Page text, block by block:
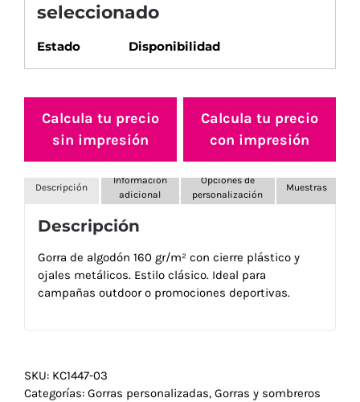
seleccionado
Estado Disponibilidad
Calcula tu precio
sin impresión
Calcula tu precio
con impresión
Descripción
Información
adicional
Opciones de
personalización
Muestras
Descripción
Gorra de algodón 160 gr/m² con cierre plástico y
ojales metálicos. Estilo clásico. Ideal para
campañas outdoor o promociones deportivas.
SKU: KC1447-03
Categorías: Gorras personalizadas, Gorras y sombreros